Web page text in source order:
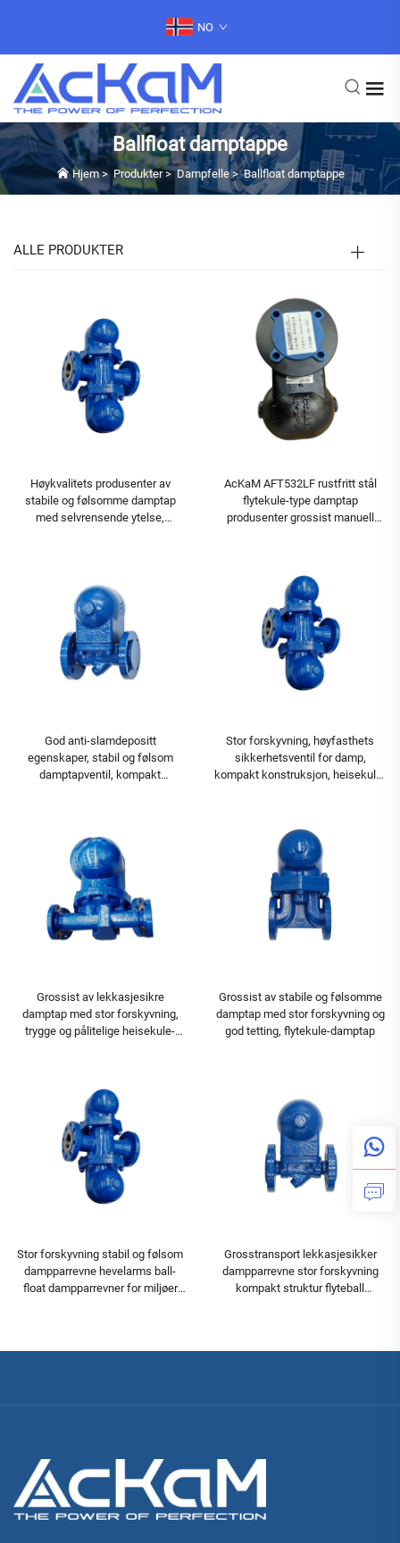
NO
Ballfloat damptappe
Hjem> Produkter>Dampfelle>Ballfloat damptappe
ALLE PRODUKTER
Høykvalitets produsenter av
stabile og følsomme damptap
med selvrensende ytelse,
AcKaM AFT532LF rustfritt stål
flytekule-type damptap
produsenter grossist manuell
God anti-slamdepositt
egenskaper, stabil og følsom
damptapventil, kompakt
Stor forskyvning, høyfasthets
sikkerhetsventil for damp,
kompakt konstruksjon, heisekule-
Grossist av lekkasjesikre
damptap med stor forskyvning,
trygge og pålitelige heisekule-
Grossist av stabile og følsomme
damptap med stor forskyvning og
god tetting, flytekule-damptap
Stor forskyvning stabil og følsom
dampparrevne hevelarms ball-
float dampparrevner for miljøer
Grosstransport lekkasjesikker
dampparrevne stor forskyvning
kompakt struktur flyteball